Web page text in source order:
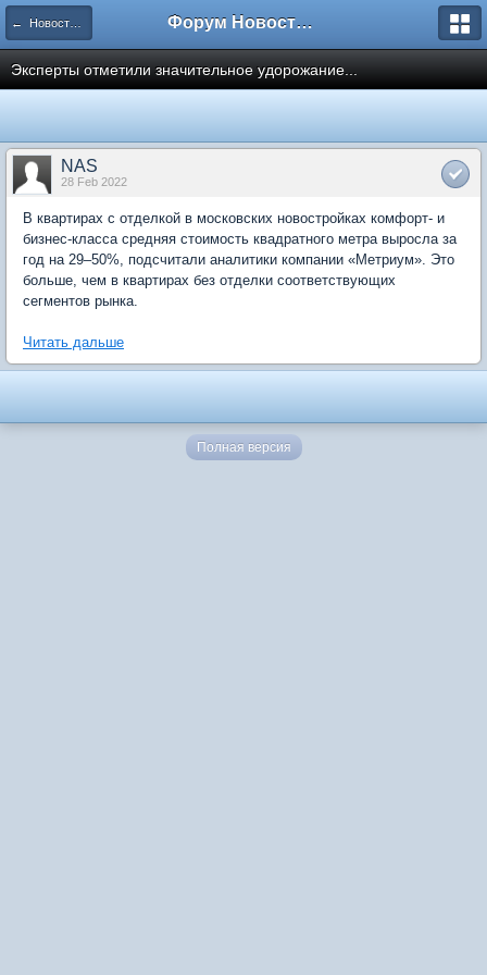
← Новости рынка недвижимости Форум Новостройки
Эксперты отметили значительное удорожание...
NAS
28 Feb 2022
В квартирах с отделкой в московских новостройках комфорт- и
бизнес-класса средняя стоимость квадратного метра выросла за
год на 29–50%, подсчитали аналитики компании «Метриум». Это
больше, чем в квартирах без отделки соответствующих
сегментов рынка.
Читать дальше
Полная версия